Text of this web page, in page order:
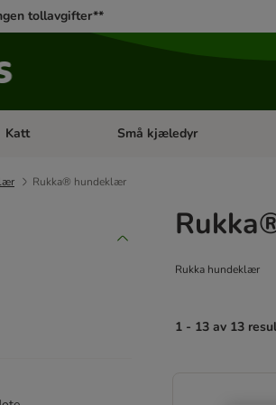
tollavgifter**
Åpne kategorimeny: Hund
Katt Åpne kategorimeny: Katt
Små kjæledyr
Rukka® hundeklær
Rukka hundeklær
1 - 13 av 13